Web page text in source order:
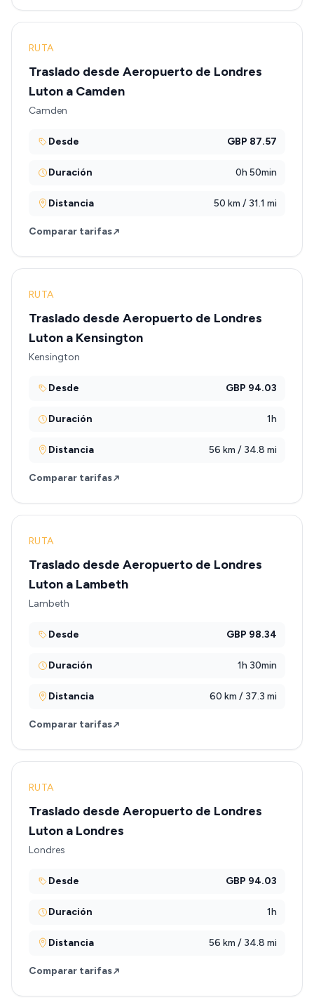
RUTA
Traslado desde Aeropuerto de Londres
Luton a Camden
Camden
Desde GBP 87.57
Duración 0h 50min
Distancia 50 km / 31.1 mi
Comparar tarifas
RUTA
Traslado desde Aeropuerto de Londres
Luton a Kensington
Kensington
Desde GBP 94.03
Duración 1h
Distancia 56 km / 34.8 mi
Comparar tarifas
RUTA
Traslado desde Aeropuerto de Londres
Luton a Lambeth
Lambeth
Desde GBP 98.34
Duración 1h 30min
Distancia 60 km / 37.3 mi
Comparar tarifas
RUTA
Traslado desde Aeropuerto de Londres
Luton a Londres
Londres
Desde GBP 94.03
Duración 1h
Distancia 56 km / 34.8 mi
Comparar tarifas